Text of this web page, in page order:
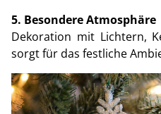
5. Besondere Atmosphäre
Dekoration mit Lichtern,
sorgt für das festliche